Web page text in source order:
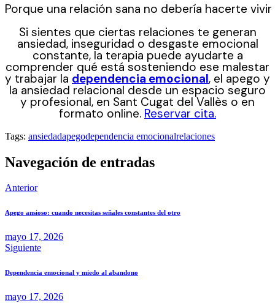
Porque una relación sana no debería hacerte
Si sientes que ciertas relaciones te generan
ansiedad, inseguridad o desgaste emocional
constante, la terapia puede ayudarte a
comprender qué está sosteniendo ese malestar
y trabajar la dependencia emocional, el apego y
la ansiedad relacional desde un espacio seguro
y profesional, en Sant Cugat del Vallès o en
formato online. Reservar cita.
Tags: ansiedadapegodependencia emocionalrelaciones
Navegación de entradas
Anterior
Apego ansioso: cuando necesitas señales constantes del otro
mayo 17, 2026
Siguiente
Dependencia emocional y miedo al abandono
mayo 17, 2026